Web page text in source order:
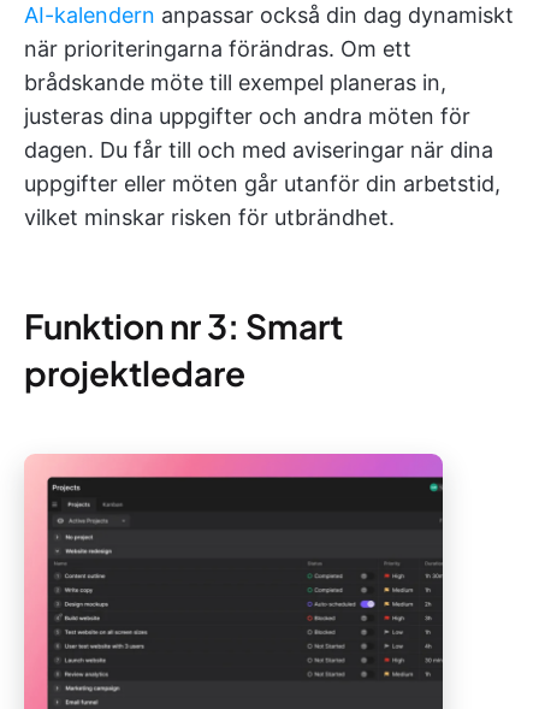
AI-kalendern anpassar också din dag dynamiskt
när prioriteringarna förändras. Om ett
brådskande möte till exempel planeras in,
justeras dina uppgifter och andra möten för
dagen. Du får till och med aviseringar när dina
uppgifter eller möten går utanför din arbetstid,
vilket minskar risken för utbrändhet.
Funktion nr 3: Smart
projektledare